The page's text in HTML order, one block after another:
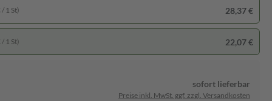
1 St) 28,37 €
1 St) 22,07 €
sofort lieferbar
Preise inkl. MwSt. ggf. zzgl. Versandkosten